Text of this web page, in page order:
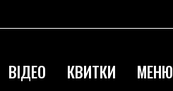
ВІДЕО КВИТКИ МЕНЮ